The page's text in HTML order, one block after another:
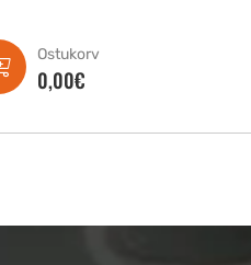
Ostukorv
0,00€